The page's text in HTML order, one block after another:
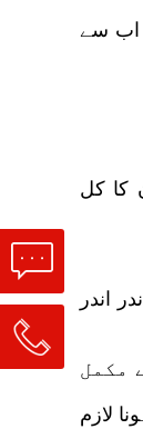
کہ اب سے
کا کل
اندر
مکمل
اس وقت ہونا لازم